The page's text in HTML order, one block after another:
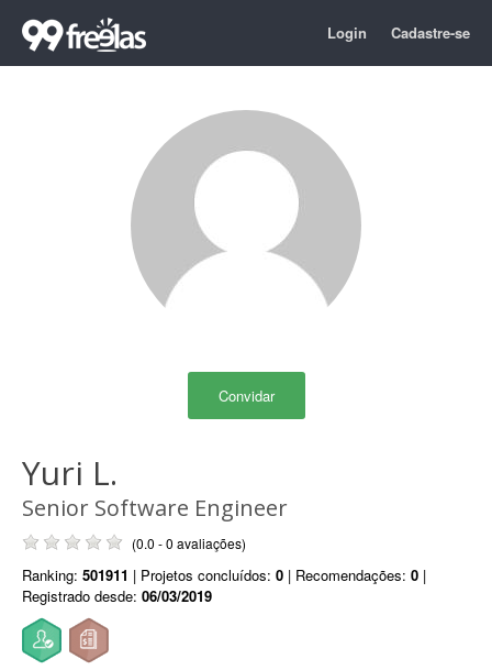
Login Cadastre-se
Convidar
Yuri L.
Senior Software Engineer
(0.0 - 0 avaliações)
Ranking: 501911 | Projetos concluídos: 0 | Recomendações: 0 |
Registrado desde: 06/03/2019